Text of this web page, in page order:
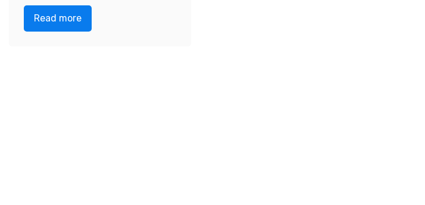
Read more